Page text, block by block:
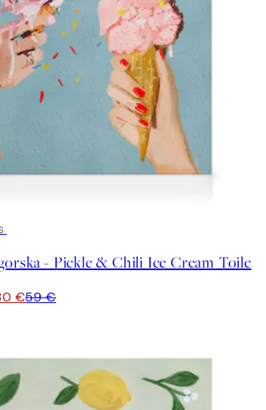
- Pickle & Chili Ice Cream Toile
€59 €